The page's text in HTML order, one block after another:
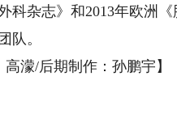
科杂志》和2013年欧洲
队。
濛/后期制作：孙鹏宇】